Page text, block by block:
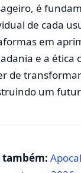
é
de cada
em
e a ética
de
um
também: